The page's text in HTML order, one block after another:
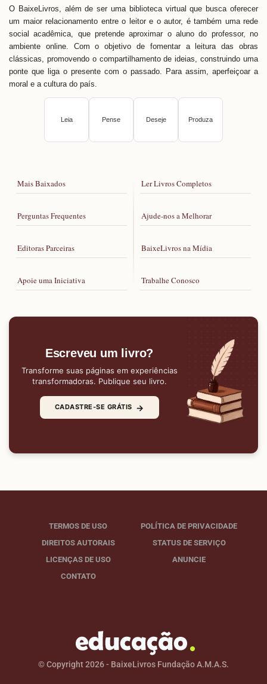
O BaixeLivros, além de ser uma biblioteca virtual que busca oferecer
um maior relacionamento entre o leitor e o autor, é também uma rede
social acadêmica, que pretende aproximar o aluno do professor, no
ambiente online. Com o objetivo de fomentar a leitura das obras
clássicas, promovendo o compartilhamento de ideias, construindo uma
ponte que liga o presente com o passado. Para assim, aperfeiçoar a
moral e a cultura do país.
Leia Pense Deseje Produza
Mais Baixados
Perguntas Frequentes
Editoras Parceiras
Apoie uma Iniciativa
Ler Livros Completos
Ajude-nos a Melhorar
BaixeLivros na Mídia
Trabalhe Conosco
Escreveu um livro?
Transforme suas páginas em experiências
transformadoras. Publique seu livro.
CADASTRE-SE GRÁTIS →
TERMOS DE USO
POLÍTICA DE PRIVACIDADE
DIREITOS AUTORAIS
STATUS DE SERVIÇO
LICENÇAS DE USO
ANUNCIE
CONTATO
© Copyright 2026 - BaixeLivros Fundação A.M.A.S.